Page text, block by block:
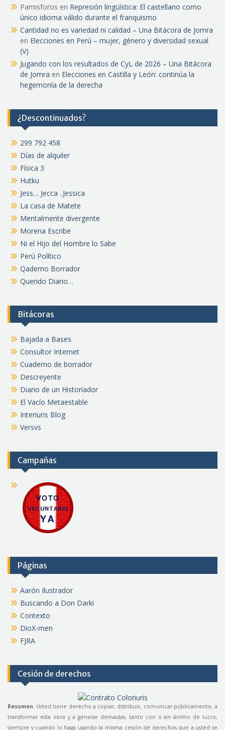
Pamisforos en Represión lingüística: El castellano como
único idioma válido durante el franquismo
Cantidad no es variedad ni calidad – Una Bitácora de Jomra
en Elecciones en Perú – mujer, género y diversidad sexual
(V)
Jugando con los resultados de CyL de 2026 – Una Bitácora
de Jomra en Elecciones en Castilla y León: continúa la
hegemonía de la derecha
¿Descontinuados?
299 792 458
Días de alquiler
Física 3
Hutku
Jess… Jecca ..Jessica
La casa de Matete
Mentalmente divergente
Morena Escribe
Ni el Hijo del Hombre lo Sabe
Perú Político
Qaderno Borrador
Querido Diario…
Bitácoras
Bajada a Bases
Consultor Internet
Cuaderno de borrador
Descreyente
Diario de un Historiador
El Vacío Metaestable
Interiuris Blog
Versvs
Campañas
Páginas
Aarón Ilustrador
Buscando a Don Darki
Contexto
DioX-men
FJRA
Cesión de derechos
Resumen: Usted tiene derecho a copiar, distribuir, comunicar públicamente, a
transformar esta obra y a generar derivadas, tanto con o sin ánimo de lucro,
siempre y cuando lo haga usando la misma cesión de derechos que a usted se